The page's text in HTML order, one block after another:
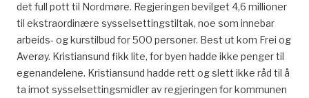
det full pott til Nordmøre. Regjeringen bevilget 4,6 millioner
til ekstraordinære sysselsettingstiltak, noe som innebar
arbeids- og kurstilbud for 500 personer. Best ut kom Frei og
Averøy. Kristiansund fikk lite, for byen hadde ikke penger til
egenandelene. Kristiansund hadde rett og slett ikke råd til å
ta imot sysselsettingsmidler av regjeringen for kommunen